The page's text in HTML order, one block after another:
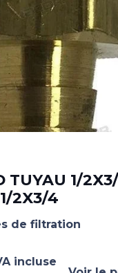
TUYAU 1/
2X3/4
de filtration
incluse